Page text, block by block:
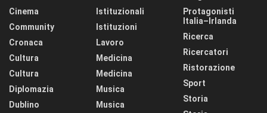
Cinema
Community
Cronaca
Cultura
Cultura
Diplomazia
Dublino
Istituzionali
Istituzioni
Lavoro
Medicina
Medicina
Musica
Musica
Protagonisti
Italia–Irlanda
Ricerca
Ricercatori
Ristorazione
Sport
Storia